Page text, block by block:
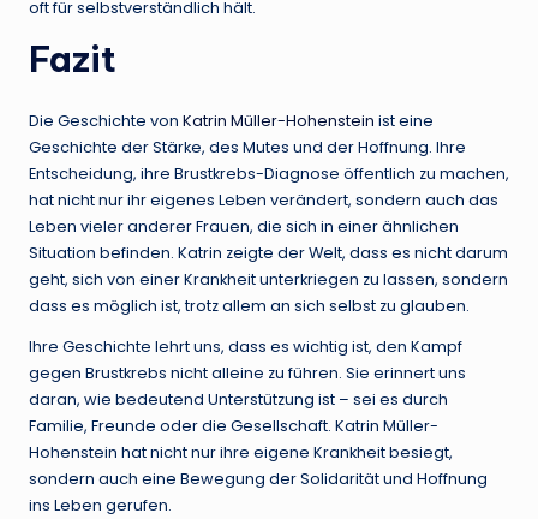
oft für selbstverständlich hält.
Fazit
Die Geschichte von Katrin Müller-Hohenstein ist eine
Geschichte der Stärke, des Mutes und der Hoffnung. Ihre
Entscheidung, ihre Brustkrebs-Diagnose öffentlich zu machen,
hat nicht nur ihr eigenes Leben verändert, sondern auch das
Leben vieler anderer Frauen, die sich in einer ähnlichen
Situation befinden. Katrin zeigte der Welt, dass es nicht darum
geht, sich von einer Krankheit unterkriegen zu lassen, sondern
dass es möglich ist, trotz allem an sich selbst zu glauben.
Ihre Geschichte lehrt uns, dass es wichtig ist, den Kampf
gegen Brustkrebs nicht alleine zu führen. Sie erinnert uns
daran, wie bedeutend Unterstützung ist – sei es durch
Familie, Freunde oder die Gesellschaft. Katrin Müller-
Hohenstein hat nicht nur ihre eigene Krankheit besiegt,
sondern auch eine Bewegung der Solidarität und Hoffnung
ins Leben gerufen.